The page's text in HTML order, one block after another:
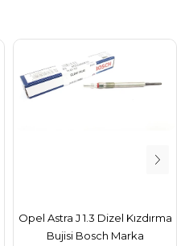
Opel Astra J 1.3 Dizel Kızdırma
Bujisi Bosch Marka